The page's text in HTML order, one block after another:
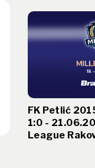
FK Petlić
1:0 -
League